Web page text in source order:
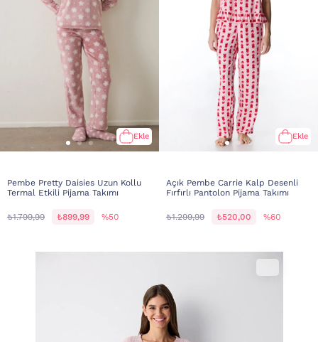
Ekle
Pembe Pretty Daisies Uzun Kollu
Termal Etkili Pijama Takımı
₺1.799,99 ₺899,99 %50
Ekle
Açık Pembe Carrie Kalp Desenli
Fırfırlı Pantolon Pijama Takımı
₺1.299,99 ₺520,00 %60